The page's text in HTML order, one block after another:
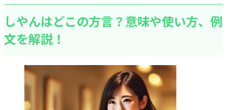
しやんはどこの方言？意味や使い方、例
文を解説！